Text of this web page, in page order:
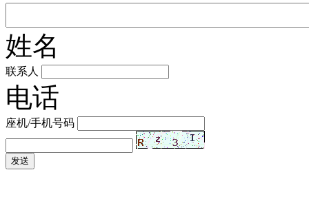
姓名
联系人
电话
座机/手机号码